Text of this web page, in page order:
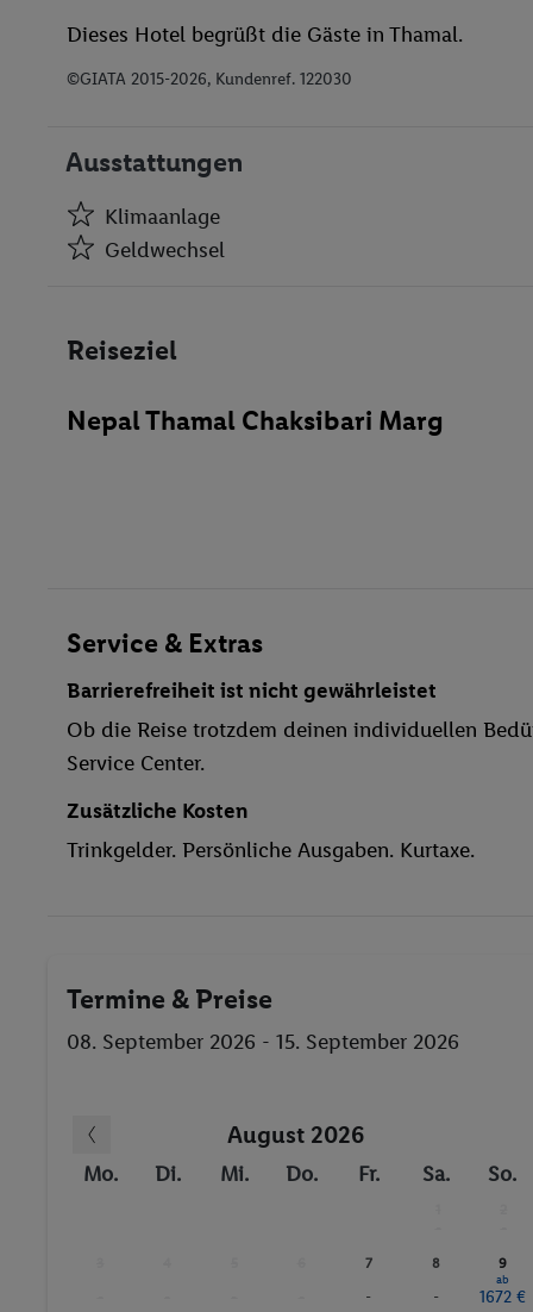
Dieses Hotel begrüßt die Gäste in Thamal.
©GIATA 2015-2026, Kundenref. 122030
Ausstattungen
Klimaanlage
Geldwechsel
Geldwechsel
Café
Bar(s)
TV-Raum
Bar
WLAN
Sonnenterrasse
Massage
Bogenschießen
Reiseziel
Nepal Thamal Chaksibari Marg
Service & Extras
Barrierefreiheit ist nicht gewährleistet
Ob die Reise trotzdem deinen individuellen
Service Center.
Zusätzliche Kosten
Trinkgelder. Persönliche Ausgaben. Kurtaxe.
Termine & Preise
08. September 2026 - 15. September 2026
August 2026
Mo. Di. Mi. Do. Fr. Sa. So.
7
-
8
-
9
ab
1672 €